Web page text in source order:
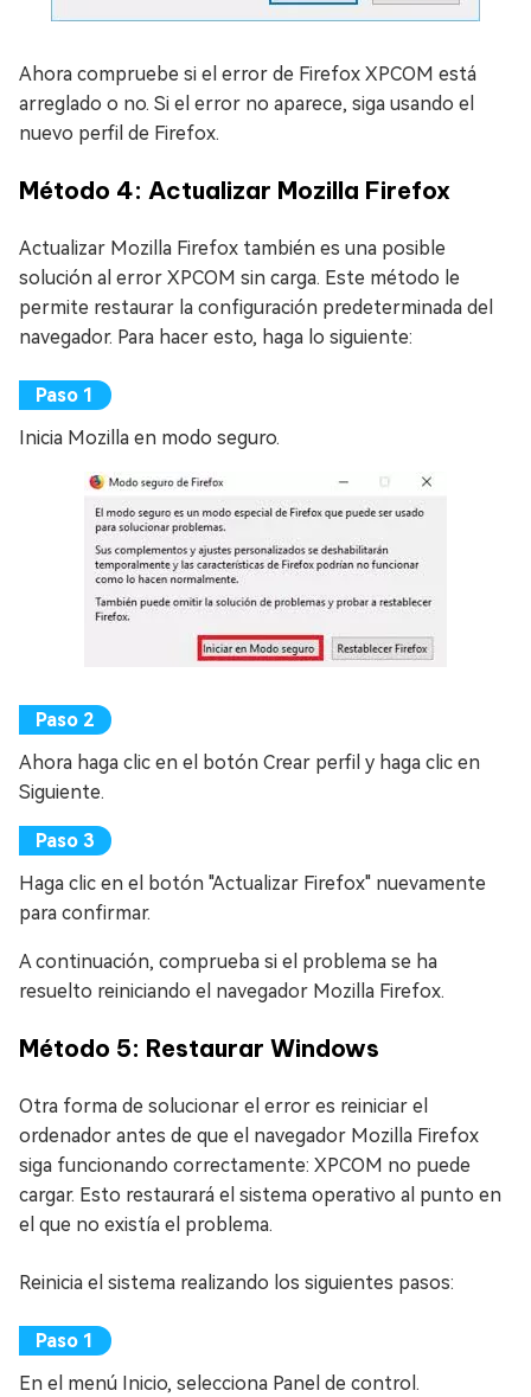
Ahora compruebe si el error de Firefox XPCOM está
arreglado o no. Si el error no aparece, siga usando el
nuevo perfil de Firefox.
Método 4: Actualizar Mozilla Firefox
Actualizar Mozilla Firefox también es una posible
solución al error XPCOM sin carga. Este método le
permite restaurar la configuración predeterminada del
navegador. Para hacer esto, haga lo siguiente:
Inicia Mozilla en modo seguro.
Ahora haga clic en el botón Crear perfil y haga clic en
Siguiente.
Haga clic en el botón "Actualizar Firefox" nuevamente
para confirmar.
A continuación, comprueba si el problema se ha
resuelto reiniciando el navegador Mozilla Firefox.
Método 5: Restaurar Windows
Otra forma de solucionar el error es reiniciar el
ordenador antes de que el navegador Mozilla Firefox
siga funcionando correctamente: XPCOM no puede
cargar. Esto restaurará el sistema operativo al punto en
el que no existía el problema.
Reinicia el sistema realizando los siguientes pasos:
En el menú Inicio, selecciona Panel de control.